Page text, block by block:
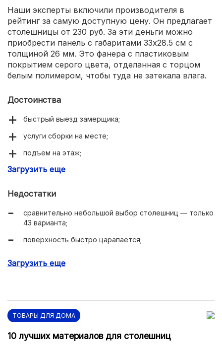
Наши эксперты включили производителя в
рейтинг за самую доступную цену. Он предлагает
столешницы от 230 руб. За эти деньги можно
приобрести панель с габаритами 33х28.5 см с
толщиной 26 мм. Это фанера с пластиковым
покрытием серого цвета, отделанная с торцом
белым полимером, чтобы туда не затекала влага.
Достоинства
быстрый выезд замерщика;
услуги сборки на месте;
подъем на этаж;
возможны рассрочка и кредит (оформление прямо в
Загрузить еще
Недостатки
сравнительно небольшой выбор столешниц — только
43 варианта;
поверхность быстро царапается;
Загрузить еще
ТОВАРЫ ДЛЯ ДОМА
10 лучших материалов для столешниц